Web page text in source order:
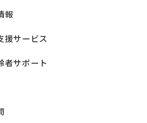
報
援サービス
者サポート